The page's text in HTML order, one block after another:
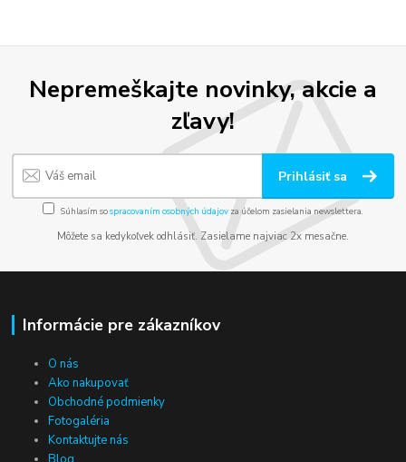
Nepremeškajte novinky, akcie a
zľavy!
Prihlásiť sa
Súhlasím sospracovaním osobných údajov za účelom zasielania newslettera.
Môžete sa kedykoľvek odhlásiť. Zasielame najviac 2x mesačne.
Informácie pre zákazníkov
O nás
Ako nakupovať
Obchodné podmienky
Fotogaléria
Kontaktujte nás